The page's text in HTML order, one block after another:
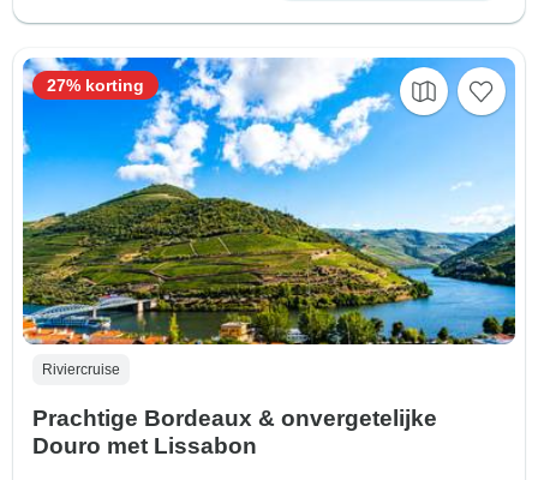
Riviercruise
Prachtige Bordeaux & onvergetelijke
Douro met Lissabon
27% korting